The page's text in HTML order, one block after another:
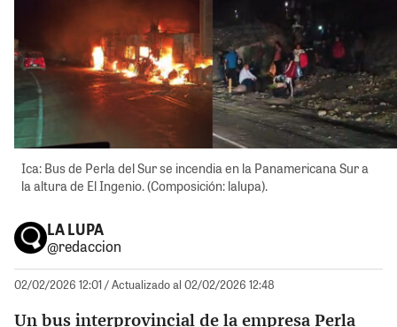
Ica: Bus de Perla del Sur se incendia en la Panamericana Sur a
la altura de El Ingenio. (Composición: lalupa).
LA LUPA
@redaccion
02/02/2026 12:01 / Actualizado al 02/02/2026 12:48
Un bus interprovincial de la empresa Perla